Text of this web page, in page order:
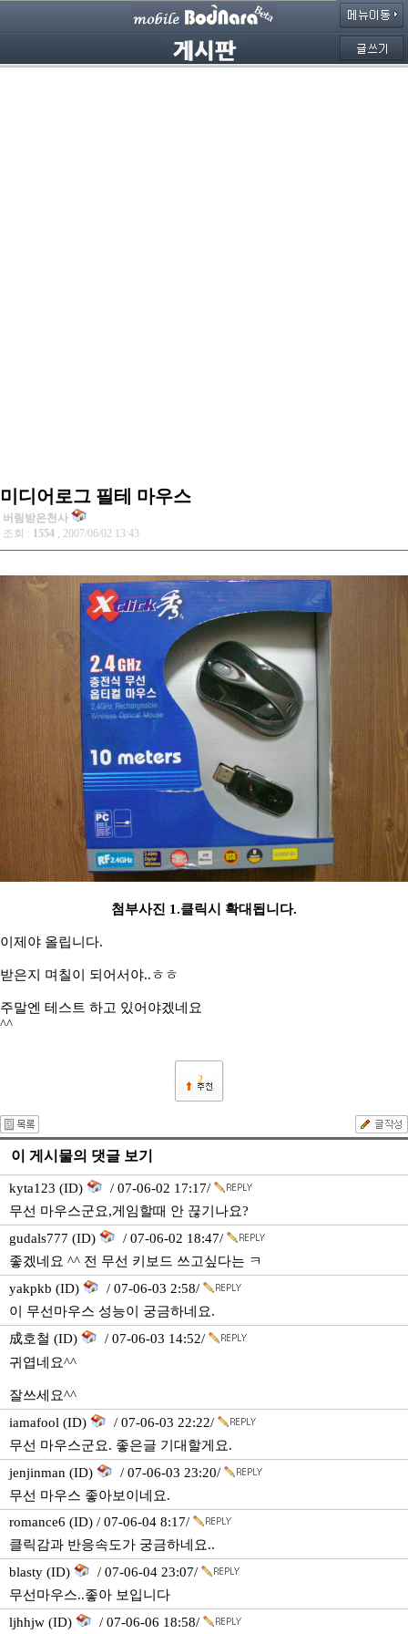
미디어로그 필테 마우스
버림받은천사
조회 : 1554 , 2007/06/02 13:43
첨부사진 1.클릭시 확대됩니다.
이제야 올립니다.
받은지 며칠이 되어서야..ㅎㅎ
주말엔 테스트 하고 있어야겠네요
^^
2
이 게시물의 댓글 보기
kyta123 (ID)
/ 07-06-02 17:17/
무선 마우스군요,게임할때 안 끊기나요?
gudals777 (ID)
/ 07-06-02 18:47/
좋겠네요 ^^ 전 무선 키보드 쓰고싶다는 ㅋ
yakpkb (ID)
/ 07-06-03 2:58/
이 무선마우스 성능이 궁금하네요.
成호철 (ID)
/ 07-06-03 14:52/
귀엽네요^^
잘쓰세요^^
iamafool (ID)
/ 07-06-03 22:22/
무선 마우스군요. 좋은글 기대할게요.
jenjinman (ID)
/ 07-06-03 23:20/
무선 마우스 좋아보이네요.
romance6 (ID) / 07-06-04 8:17/
클릭감과 반응속도가 궁금하네요..
blasty (ID)
/ 07-06-04 23:07/
무선마우스..좋아 보입니다
ljhhjw (ID)
/ 07-06-06 18:58/